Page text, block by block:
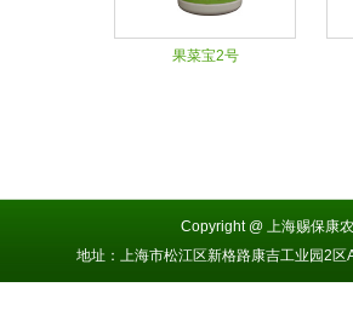
果菜宝2号
Copyright @ 上海赐保康
地址：上海市松江区新格路康吉工业园2